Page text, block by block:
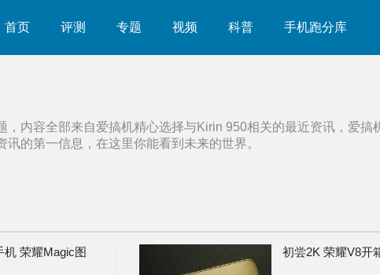
首页 评测 专题 视频 科普 手机跑分库
，内容全部来自爱搞机精心选择与 Kirin 950相关的最近资讯，爱搞
讯的第一信息，在这里你能看到未来的世界。
机 荣耀Magic图
初尝2K 荣耀V8开